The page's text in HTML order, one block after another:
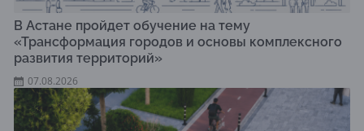
В Астане пройдет обучение на тему
«Трансформация городов и основы комплексного
развития территорий»
07.08.2026